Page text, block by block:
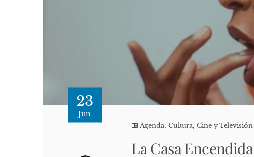
23
Jun
Agenda,Cultura, Cine y Televisión
La Casa